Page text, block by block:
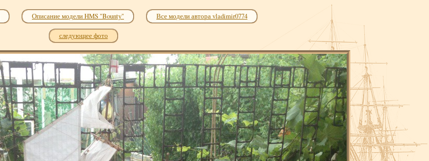
Описание модели HMS "Bounty" Все модели автора vladimir0774
следующее фото